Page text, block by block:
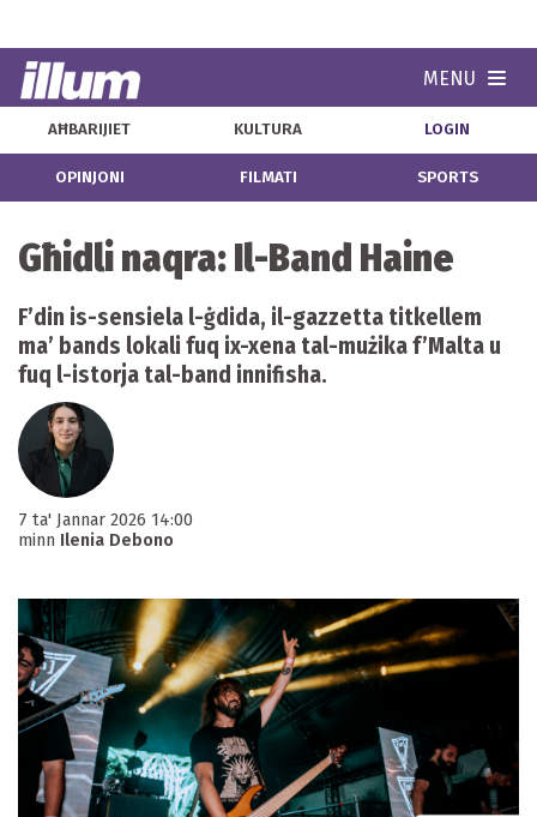
MENU
AĦBARIJIET KULTURA LOGIN
OPINJONI FILMATI SPORTS
Għidli naqra: Il-Band Haine
F’din is-sensiela l-ġdida, il-gazzetta titkellem
ma’ bands lokali fuq ix-xena tal-mużika f’Malta u
fuq l-istorja tal-band innifisha.
7 ta' Jannar 2026 14:00
minn Ilenia Debono